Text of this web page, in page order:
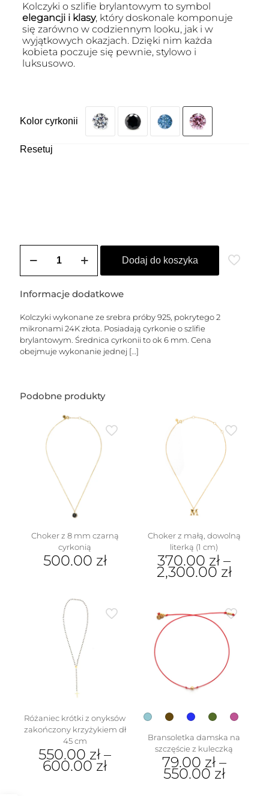
Kolczyki o szlifie brylantowym to symbol
elegancji i klasy, który doskonale komponuje
się zarówno w codziennym looku, jak i w
wyjątkowych okazjach. Dzięki nim każda
kobieta poczuje się pewnie, stylowo i
luksusowo.
Kolor cyrkonii
Resetuj
Kolczyki
DIANA
mm)
Dodaj do koszyka
Informacje dodatkowe
Kolczyki wykonane ze srebra próby 925, pokrytego 2
mikronami 24K złota. Posiadają cyrkonie o szlifie
brylantowym. Średnica cyrkonii to ok 6 mm. Cena
obejmuje wykonanie jednej […]
Podobne produkty
Choker z 8 mm czarną
cyrkonią
500.00 zł
Choker z małą, dowolną
literką (1 cm)
370.00 zł –
2,300.00 zł
wiele
wariantów.
stronie
Różaniec krótki z onyksów
zakończony krzyżykiem dł
45 cm
550.00 zł –
600.00 zł
Bransoletka damska na
szczęście z kuleczką
79.00 zł–
550.00 zł